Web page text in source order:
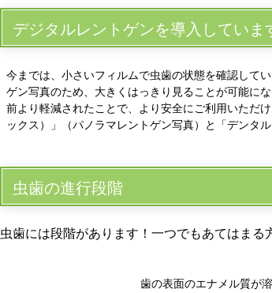
デジタルレントゲンを導入していま
今までは、小さいフィルムで虫歯の状態を確認して
ゲン写真のため、大きくはっきり見ることが可能に
前より軽減されたことで、より安全にご利用いただ
ックス）」（パノラマレントゲン写真）と「デンタ
虫歯の進行段階
虫歯には段階があります！一つでもあてはまる
歯の表面のエナメル質が